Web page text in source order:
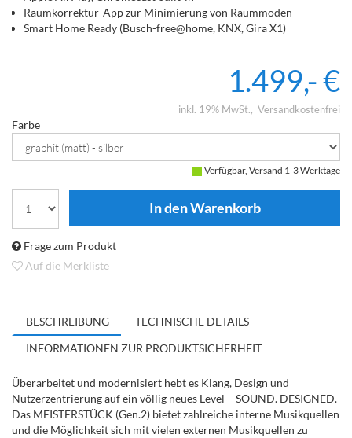
Raumkorrektur-App zur Minimierung von Raummoden
Smart Home Ready (Busch-free@home, KNX, Gira X1)
1.499,- €
inkl. 19% MwSt. Versandkostenfrei
Farbe
Verfügbar, Versand 1-3 Werktage
Frage zum Produkt
Auf die Merkliste
BESCHREIBUNG
TECHNISCHE DETAILS
INFORMATIONEN ZUR PRODUKTSICHERHEIT
Überarbeitet und modernisiert hebt es Klang, Design und
Nutzerzentrierung auf ein völlig neues Level – SOUND. DESIGNED.
Das MEISTERSTÜCK (Gen.2) bietet zahlreiche interne Musikquellen
und die Möglichkeit sich mit vielen externen Musikquellen zu